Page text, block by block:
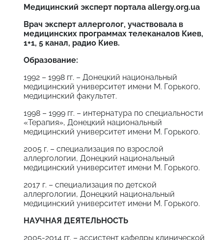
Медицинский эксперт портала allergy.org.ua
Врач эксперт аллерголог, участвовала в
медицинских программах телеканалов Киев,
1+1, 5 канал, радио Киев.
Образование:
1992 – 1998 гг. – Донецкий национальный
медицинский университет имени М. Горького,
медицинский факультет.
1998 – 1999 гг. – интернатура по специальности
«Терапия», Донецкий национальный
медицинский университет имени М. Горького.
2005 г. – специализация по взрослой
аллергологии, Донецкий национальный
медицинский университет имени М. Горького.
2017 г. – специализация по детской
аллергологии, Донецкий национальный
медицинский университет имени М. Горького.
НАУЧНАЯ ДЕЯТЕЛЬНОСТЬ
2005-2014 гг. – ассистент кафедры клинической